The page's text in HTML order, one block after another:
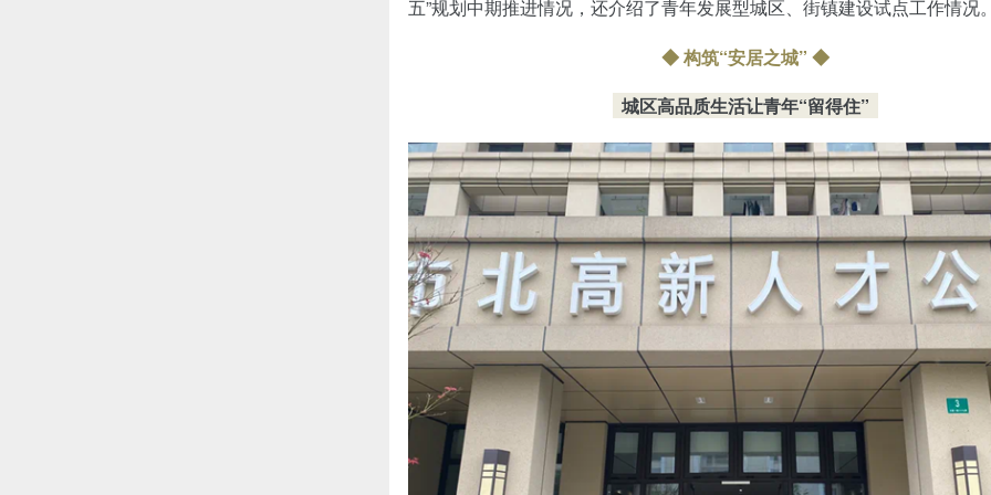
五”规划中期推进情况，还介绍了青年发展型城区、街镇建设试点工作情况
◆ 构筑“安居之城” ◆
城区高品质生活让青年“留得住”